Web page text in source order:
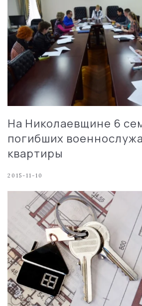
На Николаевщине 6
погибших
квартиры
2015-11-10